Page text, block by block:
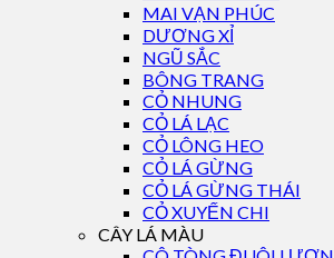
MAI VẠN PHÚC
DƯƠNG XỈ
NGŨ SẮC
BÔNG TRANG
CỎ NHUNG
CỎ LÁ LẠC
CỎ LÔNG HEO
CỎ LÁ GỪNG
CỎ LÁ GỪNG THÁI
CỎ XUYẾN CHI
CÂY LÁ MÀU